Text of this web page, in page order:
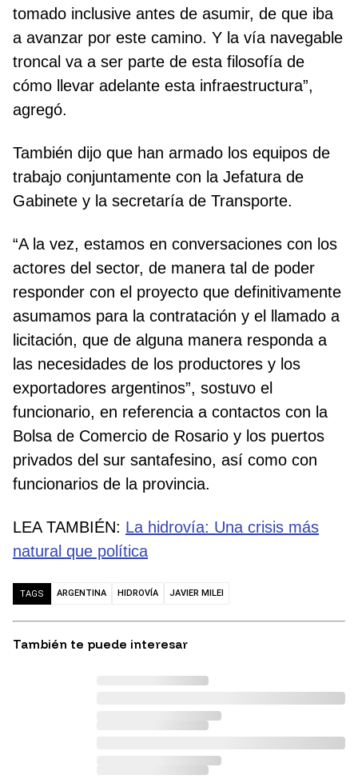
tomado inclusive antes de asumir, de que iba
a avanzar por este camino. Y la vía navegable
troncal va a ser parte de esta filosofía de
cómo llevar adelante esta infraestructura”,
agregó.
También dijo que han armado los equipos de
trabajo conjuntamente con la Jefatura de
Gabinete y la secretaría de Transporte.
“A la vez, estamos en conversaciones con los
actores del sector, de manera tal de poder
responder con el proyecto que definitivamente
asumamos para la contratación y el llamado a
licitación, que de alguna manera responda a
las necesidades de los productores y los
exportadores argentinos”, sostuvo el
funcionario, en referencia a contactos con la
Bolsa de Comercio de Rosario y los puertos
privados del sur santafesino, así como con
funcionarios de la provincia.
LEA TAMBIÉN: La hidrovía: Una crisis más
natural que política
TAGS ARGENTINA HIDROVÍA JAVIER MILEI
También te puede interesar